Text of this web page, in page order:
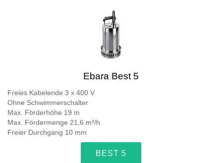
Ebara Best 5
Freies Kabelende 3 x 400 V
Ohne Schwimmerschalter
Max. Förderhöhe 19 m
Max. Fördermenge 21,6 m³/h
Freier Durchgang 10 mm
BEST 5